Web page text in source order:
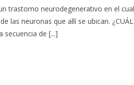
trastorno neurodegenerativo en el
las neuronas que allí se ubican. ¿CUÁL
secuencia de [...]